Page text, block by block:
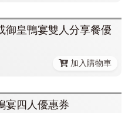
御皇鴨宴雙人分享餐優
加入購物車
宴四人優惠券